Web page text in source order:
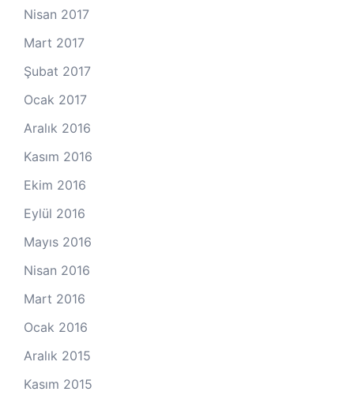
Nisan 2017
Mart 2017
Şubat 2017
Ocak 2017
Aralık 2016
Kasım 2016
Ekim 2016
Eylül 2016
Mayıs 2016
Nisan 2016
Mart 2016
Ocak 2016
Aralık 2015
Kasım 2015